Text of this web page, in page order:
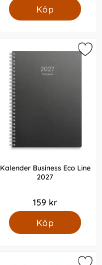
Köp
Kalender Business Eco Line
2027
159 kr
Köp